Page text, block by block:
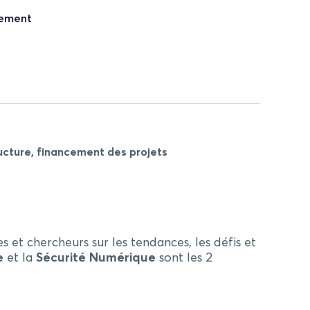
financement des projets
et chercheurs sur les tendances, les défis et
et la Sécurité Numérique sont les 2